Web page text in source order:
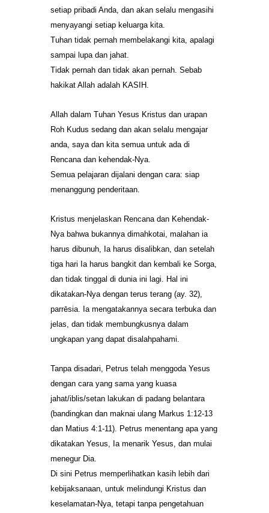
setiap pribadi Anda, dan akan selalu mengasihi
menyayangi setiap keluarga kita.
Tuhan tidak pernah membelakangi kita, apalagi
sampai lupa dan jahat.
Tidak pernah dan tidak akan pernah. Sebab
hakikat Allah adalah KASIH.
Allah dalam Tuhan Yesus Kristus dan urapan
Roh Kudus sedang dan akan selalu mengajar
anda, saya dan kita semua untuk ada di
Rencana dan kehendak-Nya.
Semua pelajaran dijalani dengan cara: siap
menanggung penderitaan.
Kristus menjelaskan Rencana dan Kehendak-
Nya bahwa bukannya dimahkotai, malahan ia
harus dibunuh, Ia harus disalibkan, dan setelah
tiga hari Ia harus bangkit dan kembali ke Sorga,
dan tidak tinggal di dunia ini lagi. Hal ini
dikatakan-Nya dengan terus terang (ay. 32),
parrēsia. Ia mengatakannya secara terbuka dan
jelas, dan tidak membungkusnya dalam
ungkapan yang dapat disalahpahami.
Tanpa disadari, Petrus telah menggoda Yesus
dengan cara yang sama yang kuasa
jahat/iblis/setan lakukan di padang belantara
(bandingkan dan maknai ulang Markus 1:12-13
dan Matius 4:1-11). Petrus menentang apa yang
dikatakan Yesus, Ia menarik Yesus, dan mulai
menegur Dia.
Di sini Petrus memperlihatkan kasih lebih dari
kebijaksanaan, untuk melindungi Kristus dan
keselamatan-Nya, tetapi tanpa pengetahuan